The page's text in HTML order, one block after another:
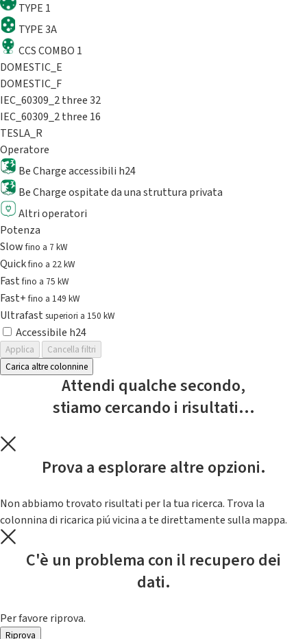
TYPE 1
TYPE 3A
CCS COMBO 1
DOMESTIC_E
DOMESTIC_F
IEC_60309_2 three 32
IEC_60309_2 three 16
TESLA_R
Operatore
Be Charge accessibili h24
Be Charge ospitate da una struttura privata
Altri operatori
Potenza
Slowfino a 7 kW
Quickfino a 22 kW
Fastfino a 75 kW
Fast+fino a 149 kW
Ultrafast superiori a 150 kW
Accessibile h24
Applica
Cancella filtri
Carica altre colonnine
Attendi qualche secondo,
stiamo cercando i risultati...
Prova a esplorare altre opzioni.
Non abbiamo trovato risultati per la tua ricerca. Trova la
colonnina di ricarica piú vicina a te direttamente sulla mappa.
C'è un problema con il recupero dei
dati.
Per favore riprova.
Riprova